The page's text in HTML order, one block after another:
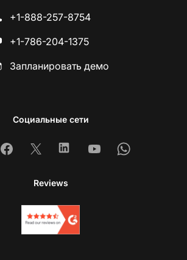
+1-888-257-8754
+1-786-204-1375
Запланировать демо
Социальные сети
Facebook
X LinkedinYoutubeWhatsapp
Reviews